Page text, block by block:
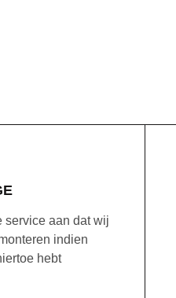
service aan dat wij
indien
hebt